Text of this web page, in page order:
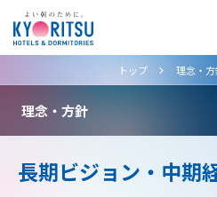
トップ >
理念・
理念・方針
長期ビジョン・中期